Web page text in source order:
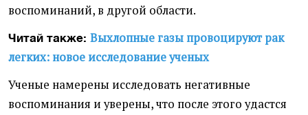
воспоминаний, в другой области.
Читай также: Выхлопные газы провоцируют рак
легких: новое исследование ученых
Ученые намерены исследовать негативные
воспоминания и уверены, что после этого удастся